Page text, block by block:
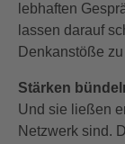
lebhaften
lassen darauf
Denkanstöße
Stärken
Und sie ließen
Netzwerk sind.